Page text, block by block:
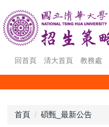
到
主
要
回首頁 清大首頁 教務處
首頁 碩甄_最新公告